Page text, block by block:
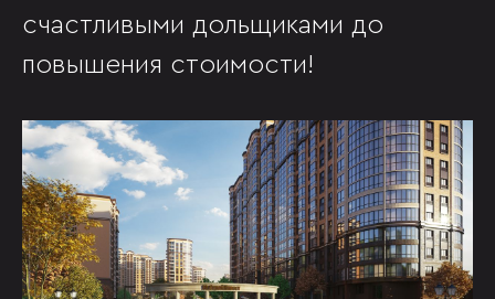
счастливыми дольщиками до
повышения стоимости!